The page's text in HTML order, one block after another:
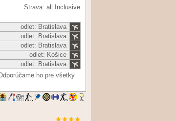
Strava: all Inclusive
odlet: Bratislava
odlet: Bratislava
odlet: Bratislava
odlet: Košice
odlet: Bratislava
ho pre všetky